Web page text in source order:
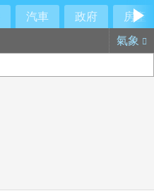
汽車 政府
房產
氣象